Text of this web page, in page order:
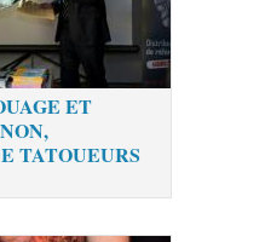
ET
TATOUEURS